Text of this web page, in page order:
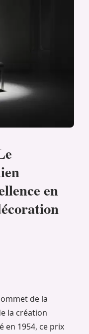
en
de la
la création
en 1954, ce prix